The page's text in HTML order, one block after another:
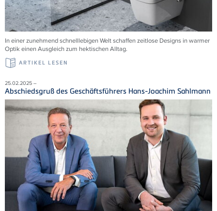
In einer zunehmend schnelllebigen Welt schaffen zeitlose Designs in warmer
Optik einen Ausgleich zum hektischen Alltag.
ARTIKEL LESEN
25.02.2025 –
Abschiedsgruß des Geschäftsführers Hans-Joachim Sahlmann